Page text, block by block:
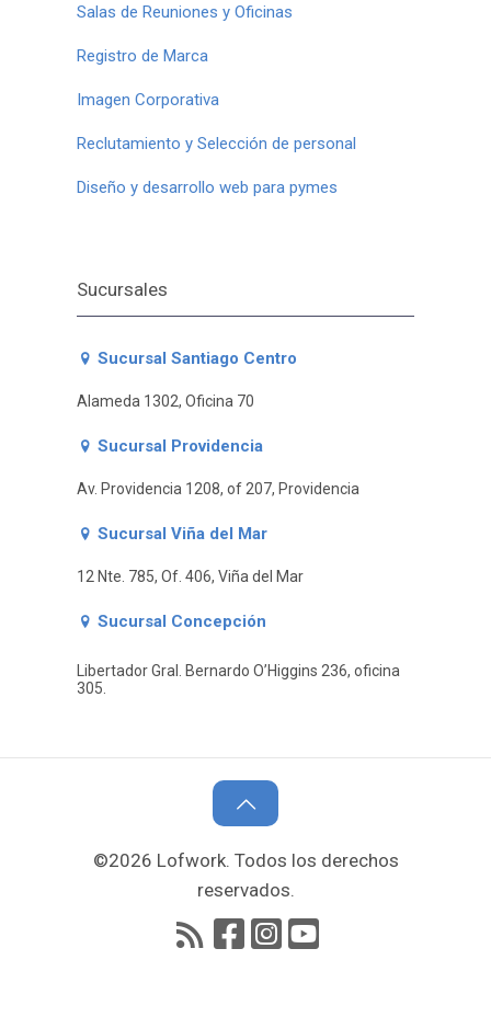
Salas de Reuniones y Oficinas
Registro de Marca
Imagen Corporativa
Reclutamiento y Selección de personal
Diseño y desarrollo web para pymes
Sucursales
Sucursal Santiago Centro
Alameda 1302, Oficina 70
Sucursal Providencia
Av. Providencia 1208, of 207, Providencia
Sucursal Viña del Mar
12 Nte. 785, Of. 406, Viña del Mar
Sucursal Concepción
Libertador Gral. Bernardo O’Higgins 236, oficina
305.
©2026 Lofwork. Todos los derechos
reservados.